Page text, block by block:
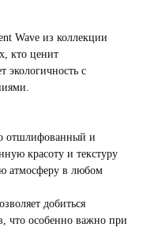
Wave из коллекции
кто ценит
экологичность с
отшлифованный и
красоту и текстуру
атмосферу в любом
добиться
что особенно важно при